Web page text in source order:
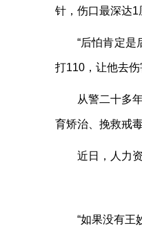
针，伤口最深达1
“后怕肯定是
打110，让他去伤
从警二十多
育矫治、挽救戒
近日，人力
“如果没有王